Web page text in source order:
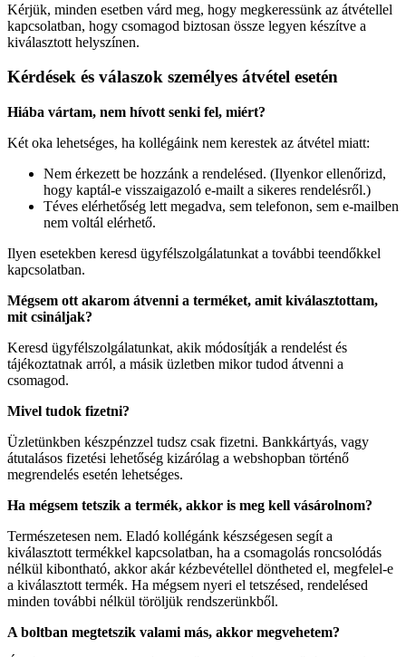
Kérjük, minden esetben várd meg, hogy megkeressünk az átvétellel
kapcsolatban, hogy csomagod biztosan össze legyen készítve a
kiválasztott helyszínen.
Kérdések és válaszok személyes átvétel esetén
Hiába vártam, nem hívott senki fel, miért?
Két oka lehetséges, ha kollégáink nem kerestek az átvétel miatt:
Nem érkezett be hozzánk a rendelésed. (Ilyenkor ellenőrizd,
hogy kaptál-e visszaigazoló e-mailt a sikeres rendelésről.)
Téves elérhetőség lett megadva, sem telefonon, sem e-mailben
nem voltál elérhető.
Ilyen esetekben keresd ügyfélszolgálatunkat a további teendőkkel
kapcsolatban.
Mégsem ott akarom átvenni a terméket, amit kiválasztottam,
mit csináljak?
Keresd ügyfélszolgálatunkat, akik módosítják a rendelést és
tájékoztatnak arról, a másik üzletben mikor tudod átvenni a
csomagod.
Mivel tudok fizetni?
Üzletünkben készpénzzel tudsz csak fizetni. Bankkártyás, vagy
átutalásos fizetési lehetőség kizárólag a webshopban történő
megrendelés esetén lehetséges.
Ha mégsem tetszik a termék, akkor is meg kell vásárolnom?
Természetesen nem. Eladó kollégánk készségesen segít a
kiválasztott termékkel kapcsolatban, ha a csomagolás roncsolódás
nélkül kibontható, akkor akár kézbevétellel döntheted el, megfelel-e
a kiválasztott termék. Ha mégsem nyeri el tetszésed, rendelésed
minden további nélkül töröljük rendszerünkből.
A boltban megtetszik valami más, akkor megvehetem?